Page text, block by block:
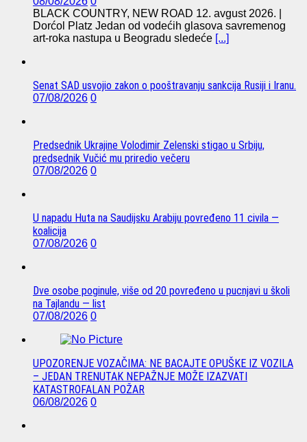
BLACK COUNTRY, NEW ROAD 12. avgust 2026. |
Dorćol Platz Jedan od vodećih glasova savremenog
art-roka nastupa u Beogradu sledeće [...]
Senat SAD usvojio zakon o pooštravanju sankcija Rusiji i Iranu.
07/08/2026 0
Predsednik Ukrajine Volodimir Zelenski stigao u Srbiju,
predsednik Vučić mu priredio večeru
07/08/2026 0
U napadu Huta na Saudijsku Arabiju povređeno 11 civila —
koalicija
07/08/2026 0
Dve osobe poginule, više od 20 povređeno u pucnjavi u školi
na Tajlandu — list
07/08/2026 0
UPOZORENJE VOZAČIMA: NE BACAJTE OPUŠKE IZ VOZILA
– JEDAN TRENUTAK NEPAŽNJE MOŽE IZAZVATI
KATASTROFALAN POŽAR
06/08/2026 0